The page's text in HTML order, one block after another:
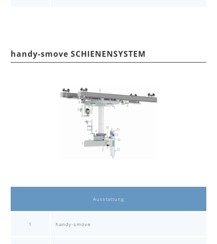
handy-smove SCHIENENSYSTEM
Ausstattung
1 handy-smove